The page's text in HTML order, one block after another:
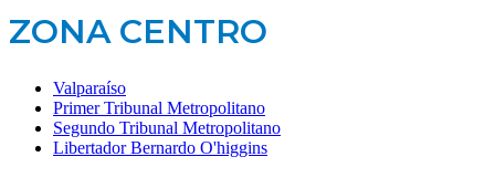
ZONA CENTRO
Valparaíso
Primer Tribunal Metropolitano
Segundo Tribunal Metropolitano
Libertador Bernardo O'higgins